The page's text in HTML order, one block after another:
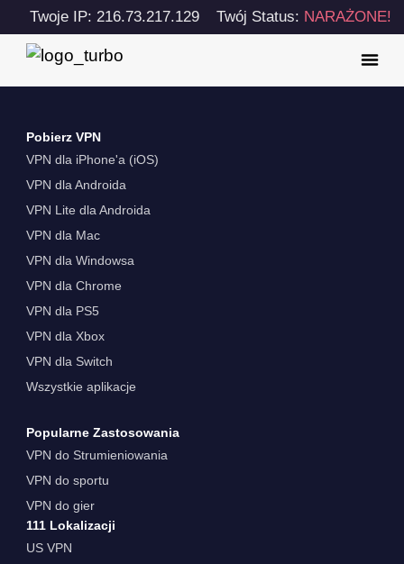
Twoje IP: 216.73.217.129 Twój Status: NARAŻONE!
Pobierz VPN
VPN dla iPhone'a (iOS)
VPN dla Androida
VPN Lite dla Androida
VPN dla Mac
VPN dla Windowsa
VPN dla Chrome
VPN dla PS5
VPN dla Xbox
VPN dla Switch
Wszystkie aplikacje
Popularne Zastosowania
VPN do Strumieniowania
VPN do sportu
VPN do gier
111 Lokalizacji
US VPN